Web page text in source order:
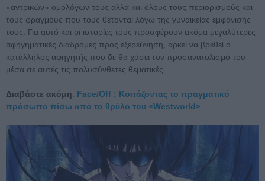
«αντρικών» ομολόγων τους αλλά και όλους τους περιορισμούς και
τους φραγμούς που τους θέτονται λόγω της γυναικείας εμφάνισής
τους. Για αυτό και οι ιστορίες τους προσφέρουν ακόμα μεγαλύτερες
αφηγηματικές διαδρομές προς εξερεύνηση, αρκεί να βρεθεί ο
κατάλληλος αφηγητής που δε θα χάσει τον προσανατολισμό του
μέσα σε αυτές τις πολυσύνθετες θεματικές.
Διαβάστε ακόμη: Face/Off : Κοιτάζοντας το πραγματικό
πρόσωπο πίσω από το θρύλο του «Westworld»